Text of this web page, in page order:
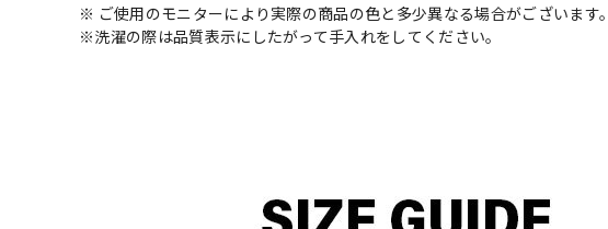
※ ご使用のモニターにより実際の商品の色と多少異なる場合がございます。
※洗濯の際は品質表示にしたがって手入れをしてください。